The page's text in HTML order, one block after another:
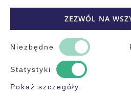
ZEZWÓL NA
Niezbędne
Statystyki
Pokaż szczegóły
Odstąp od umowy
Kontakt